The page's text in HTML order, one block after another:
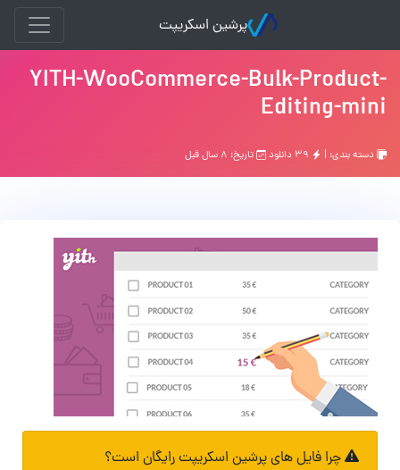
پرشین اسکریپت
YITH-WooCommerce-Bulk-Product-
Editing-mini
دسته بندی: | تاریخ: ۸ سال قبل
چرا فایل های پرشین اسکریپت رایگان است؟